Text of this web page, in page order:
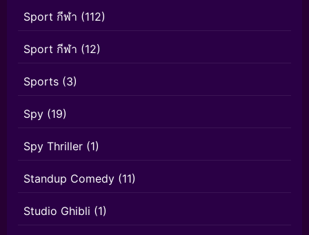
Sport กีฬา (112)
Sport กีฬา (12)
Sports (3)
Spy (19)
Spy Thriller (1)
Standup Comedy (11)
Studio Ghibli (1)